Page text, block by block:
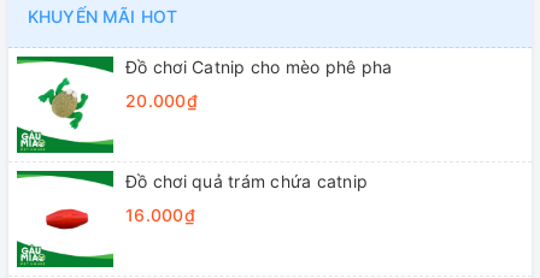
KHUYẾN MÃI HOT
Đồ chơi Catnip cho mèo phê pha
20.000₫
Đồ chơi quả trám chứa catnip
16.000₫